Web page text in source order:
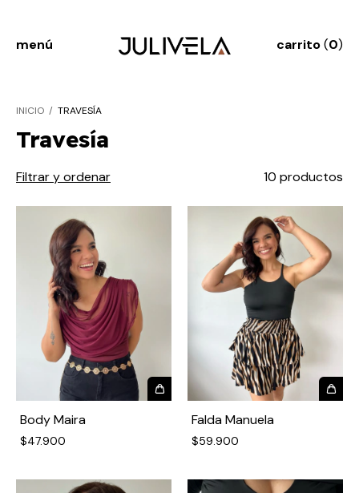
menú carrito(0)
INICIO / TRAVESÍA
Travesía
Filtrar y ordenar 10 productos
Body Maira
$47.900
Falda Manuela
$59.900